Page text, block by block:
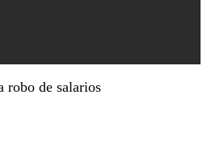
robo de salarios